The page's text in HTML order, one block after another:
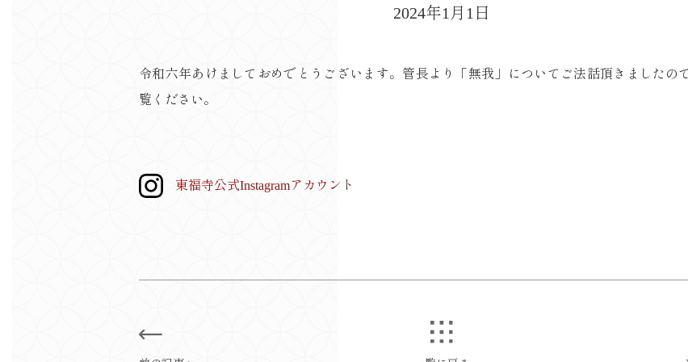
2024年1月1日
令和六年あけましておめでとうございます。管長より「無我」についてご法話頂きましたの
覧ください。
東福寺公式Instagramアカウント